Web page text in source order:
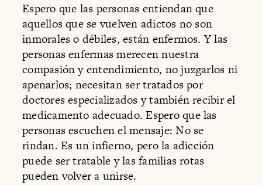
Espero que las personas entiendan que
aquellos que se vuelven adictos no son
inmorales o débiles, están enfermos. Y las
personas enfermas merecen nuestra
compasión y entendimiento, no juzgarlos ni
apenarlos; necesitan ser tratados por
doctores especializados y también recibir el
medicamento adecuado. Espero que las
personas escuchen el mensaje: No se
rindan. Es un infierno, pero la adicción
puede ser tratable y las familias rotas
pueden volver a unirse.